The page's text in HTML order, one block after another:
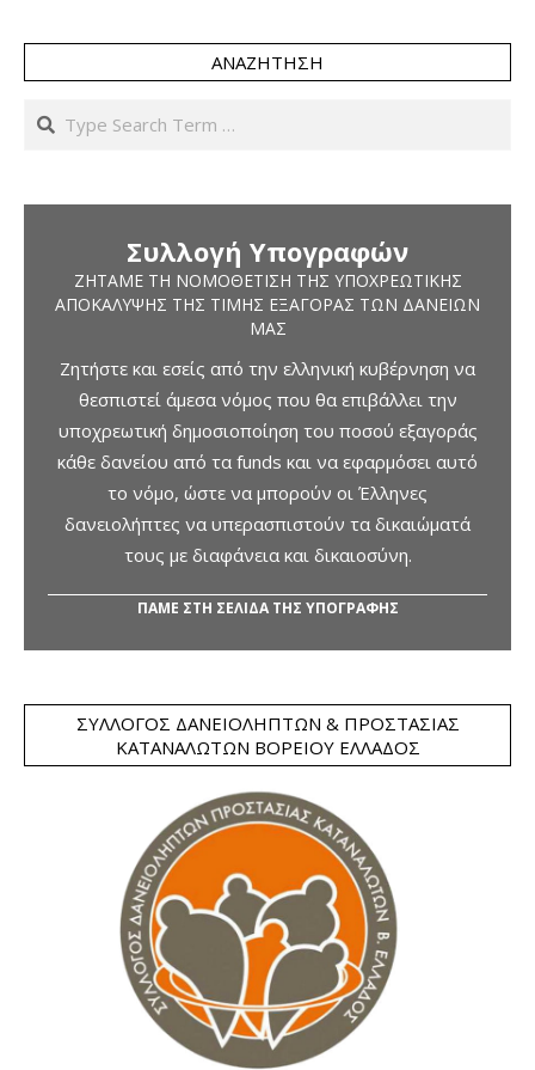
ΑΝΑΖΉΤΗΣΗ
Search
Συλλογή Υπογραφών
ΖΗΤΆΜΕ ΤΗ ΝΟΜΟΘΈΤΙΣΗ ΤΗΣ ΥΠΟΧΡΕΩΤΙΚΉΣ
ΑΠΟΚΆΛΥΨΗΣ ΤΗΣ ΤΙΜΉΣ ΕΞΑΓΟΡΆΣ ΤΩΝ ΔΑΝΕΊΩΝ
ΜΑΣ
Ζητήστε και εσείς από την ελληνική κυβέρνηση να
θεσπιστεί άμεσα νόμος που θα επιβάλλει την
υποχρεωτική δημοσιοποίηση του ποσού εξαγοράς
κάθε δανείου από τα funds και να εφαρμόσει αυτό
το νόμο, ώστε να μπορούν οι Έλληνες
δανειολήπτες να υπερασπιστούν τα δικαιώματά
τους με διαφάνεια και δικαιοσύνη.
ΠΑΜΕ ΣΤΗ ΣΕΛΙΔΑ ΤΗΣ ΥΠΟΓΡΑΦΗΣ
ΣΎΛΛΟΓΟΣ ΔΑΝΕΙΟΛΗΠΤΏΝ & ΠΡΟΣΤΑΣΊΑΣ
ΚΑΤΑΝΑΛΩΤΏΝ ΒΟΡΕΊΟΥ ΕΛΛΆΔΟΣ